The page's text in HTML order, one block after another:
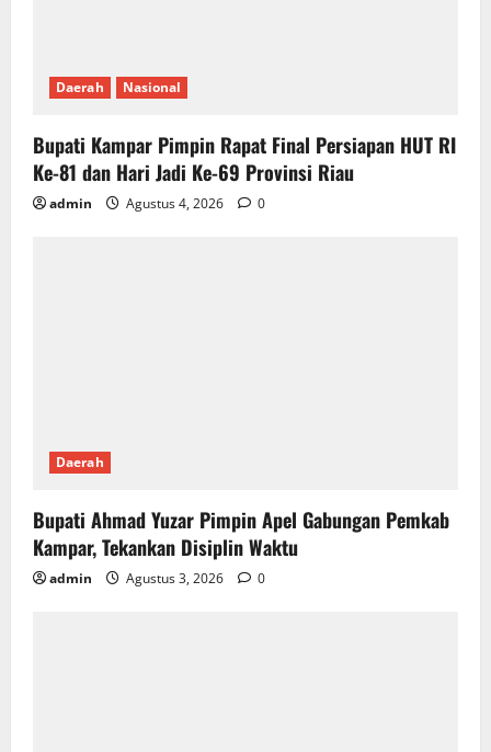
Daerah Nasional
Bupati Kampar Pimpin Rapat Final Persiapan HUT RI
Ke-81 dan Hari Jadi Ke-69 Provinsi Riau
admin Agustus 4, 2026 0
Daerah
Bupati Ahmad Yuzar Pimpin Apel Gabungan Pemkab
Kampar, Tekankan Disiplin Waktu
admin Agustus 3, 2026 0